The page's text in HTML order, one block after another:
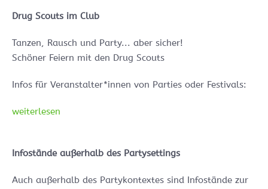
Drug Scouts im Club
Tanzen, Rausch und Party... aber sicher!
Schöner Feiern mit den Drug Scouts
Infos für Veranstalter*innen von Parties oder Festivals:
weiterlesen
Infostände außerhalb des Partysettings
Auch außerhalb des Partykontextes sind Infostände zur